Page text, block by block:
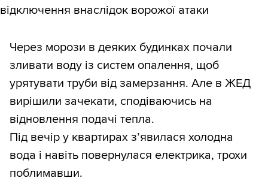
відключення внаслідок ворожої атаки
Через морози в деяких будинках почали
зливати воду із систем опалення, щоб
урятувати труби від замерзання. Але в ЖЕД
вирішили зачекати, сподіваючись на
відновлення подачі тепла.
Під вечір у квартирах з’явилася холодна
вода і навіть повернулася електрика, трохи
поблимавши.